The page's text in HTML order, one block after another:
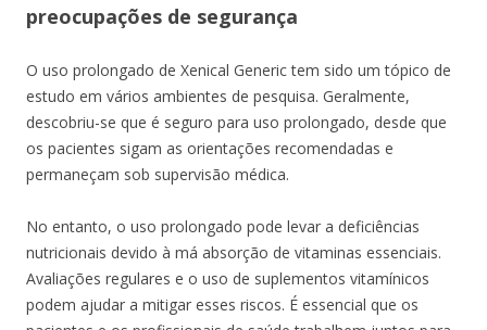
preocupações de segurança
O uso prolongado de Xenical Generic tem sido um tópico de
estudo em vários ambientes de pesquisa. Geralmente,
descobriu-se que é seguro para uso prolongado, desde que
os pacientes sigam as orientações recomendadas e
permaneçam sob supervisão médica.
No entanto, o uso prolongado pode levar a deficiências
nutricionais devido à má absorção de vitaminas essenciais.
Avaliações regulares e o uso de suplementos vitamínicos
podem ajudar a mitigar esses riscos. É essencial que os